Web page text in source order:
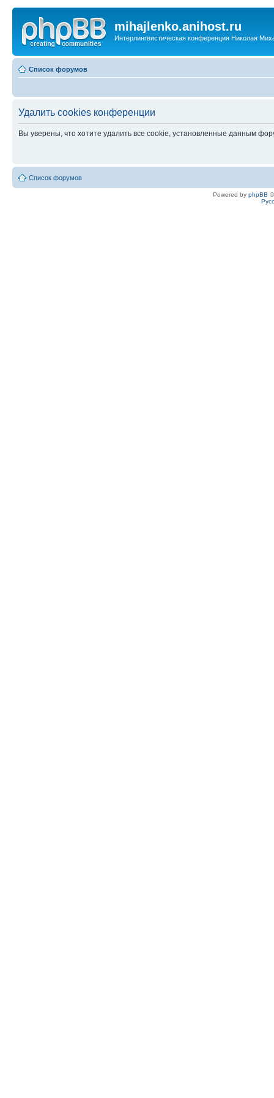
mihajlenko.anihost.ru
Интерлингвистическая конференция Николая
Список форумов
Удалить cookies конференции
Вы уверены, что хотите удалить все cookie, установленные данным
Список форумов
Powered by phpBB